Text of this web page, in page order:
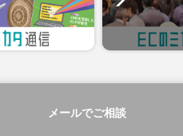
メールでご相談